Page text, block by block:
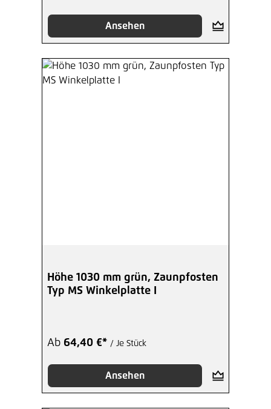
Ansehen
Höhe 1030 mm grün, Zaunpfosten
Typ MS Winkelplatte I
Ab 64,40 €* / Je Stück
Ansehen